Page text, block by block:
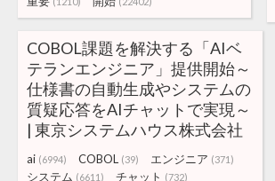
COBOL課題を解決する「AIベ
テランエンジニア」提供開始～
仕様書の自動生成やシステムの
質疑応答をAIチャットで実現～
| 東京システムハウス株式会社
ai (6994) COBOL (39) エンジニア (371)
システム (6611) チャット (732)